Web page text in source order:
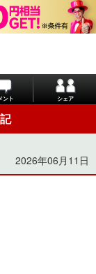
ント シェア
2026年06月11日